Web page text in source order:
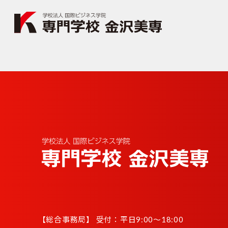
【総合事務局】 受付：平日9:00〜18:00